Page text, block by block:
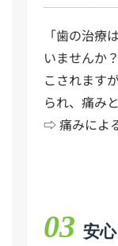
「歯の治療
いませんか
こされます
られ、痛み
⇨ 痛みによ
03 安